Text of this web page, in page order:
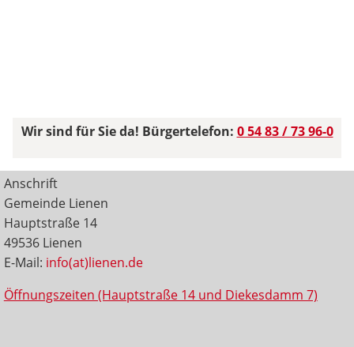
Wir sind für Sie da! Bürgertelefon: 0 54 83 / 73 96-0
Anschrift
Gemeinde Lienen
Hauptstraße 14
49536 Lienen
E-Mail: info(at)lienen.de
Öffnungszeiten (Hauptstraße 14 und Diekesdamm 7)